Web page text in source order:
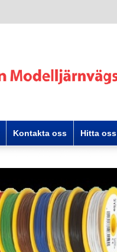
Kontakta oss Hitta oss